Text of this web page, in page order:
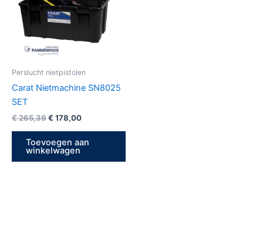
Perslucht nietpistolen
Carat Nietmachine SN8025
SET
€265,39€ 178,00
Toevoegen aan
winkelwagen